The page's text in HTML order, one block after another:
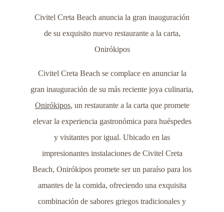
Civitel Creta Beach anuncia la gran inauguración
de su exquisito nuevo restaurante a la carta,
Onirókipos
Civitel Creta Beach se complace en anunciar la
gran inauguración de su más reciente joya culinaria,
Onirókipos, un restaurante a la carta que promete
elevar la experiencia gastronómica para huéspedes
y visitantes por igual. Ubicado en las
impresionantes instalaciones de Civitel Creta
Beach, Onirókipos promete ser un paraíso para los
amantes de la comida, ofreciendo una exquisita
combinación de sabores griegos tradicionales y